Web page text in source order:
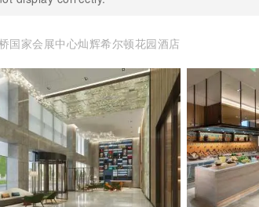
国家会展中心灿辉希尔顿花园酒店